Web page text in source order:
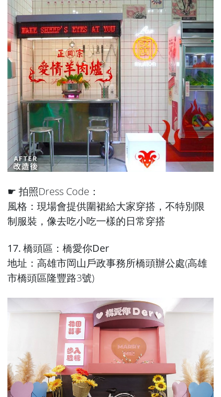
☛ 拍照Dress Code：
風格：現場會提供圍裙給大家穿搭，不特別限
制服裝，像去吃小吃一樣的日常穿搭
17. 橋頭區：橋愛你Der
地址：高雄市岡山戶政事務所橋頭辦公處(高雄
市橋頭區隆豐路3號)